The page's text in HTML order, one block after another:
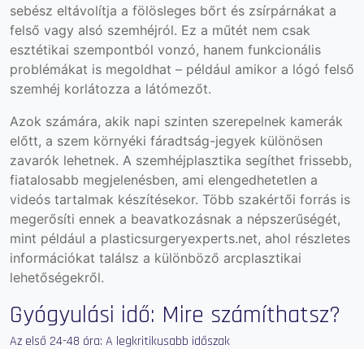
sebész eltávolítja a fölösleges bőrt és zsírpárnákat a
felső vagy alsó szemhéjról. Ez a műtét nem csak
esztétikai szempontból vonzó, hanem funkcionális
problémákat is megoldhat – például amikor a lógó felső
szemhéj korlátozza a látómezőt.
Azok számára, akik napi szinten szerepelnek kamerák
előtt, a szem környéki fáradtság-jegyek különösen
zavarók lehetnek. A szemhéjplasztika segíthet frissebb,
fiatalosabb megjelenésben, ami elengedhetetlen a
videós tartalmak készítésekor. Több szakértői forrás is
megerősíti ennek a beavatkozásnak a népszerűségét,
mint például a plasticsurgeryexperts.net, ahol részletes
információkat találsz a különböző arcplasztikai
lehetőségekről.
Gyógyulási idő: Mire számíthatsz?
Az első 24-48 óra: A legkritikusabb időszak